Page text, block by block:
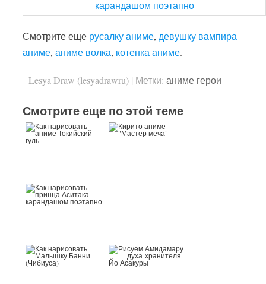
Смотрите еще русалку аниме, девушку вампира
аниме, аниме волка, котенка аниме.
Lesya Draw (lesyadrawru) | Метки: аниме герои
Смотрите еще по этой теме